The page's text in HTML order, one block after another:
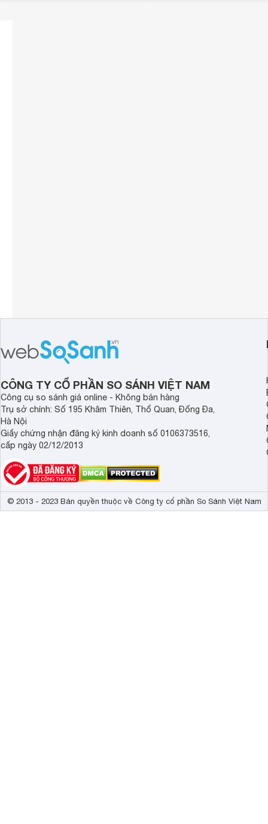
CÔNG TY CỔ PHẦN SO SÁNH VIỆT NAM
Công cụ so sánh giá online - Không bán hàng
Trụ sở chính: Số 195 Khâm Thiên, Thổ Quan, Đống Đa,
Hà Nội
Giấy chứng nhận đăng ký kinh doanh số 0106373516,
cấp ngày 02/12/2013
© 2013 - 2023 Bản quyền thuộc về Công ty cổ phần So Sánh Việt Nam